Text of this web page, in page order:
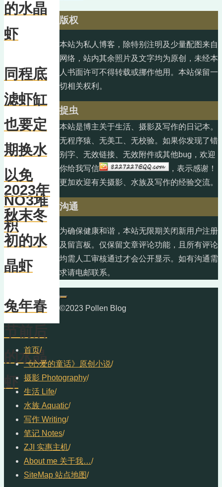
的水晶
虾
同程底
滤虾缸
也要定
期换水
以免
NO3堆
积
2023年
秋末冬
初的水
晶虾
兔年春
的水晶
虾
版权
本站为私人博客，除特别注明及少量配图来自
网络，站内其余照片及文字均为原创，未经本
人书面许可不得转载或挪作他用。本站保留一
切相关权利。
捉虫
本站是博主关于生活、摄影及写作的日记本。
无程序猿、无美工、无校验。如果你发现了错
别字、无效链接、无效附件或其他bug，欢迎
你给我写信
，表示感谢！
更加欢迎有关摄影、水族及写作的经验交流。
沟通
为确保健康和谐，本站无限期关闭新用户注册
及留言板。仅保留文章评论功能，且所有评论
均需人工审核通过才会公开显示。如有沟通需
求请电邮联系。
©2023 Pollen Blog
首页/
《心爱的童话》原创小说/
摄影 Photography/
生活 Life/
水族 Aquatic/
写作 Writing/
笔记 Notes/
ZJI 实惠主机/
About me 关于我…/
SiteMap 站点地图/